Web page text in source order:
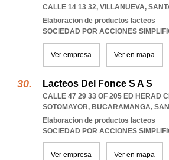
CALLE 14 13 32, VILLANUEVA,
Elaboracion de productos lacteos
SOCIEDAD POR ACCIONES
Ver empresa Ver en mapa
Lacteos Del Fonce S A S
CALLE 47 29 33 OF 205 ED HERAD
SOTOMAYOR, BUCARAMANGA,
Elaboracion de productos lacteos
SOCIEDAD POR ACCIONES
Ver empresa Ver en mapa